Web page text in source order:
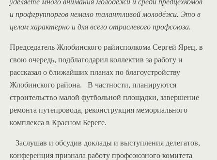
уделяете много внимания молодежи и среди предцехкомов
и профгруппоргов немало талантливой молодёжи. Это в
целом характерно и для всего отраслевого профсоюза.
Председатель Жлобинского райисполкома Сергей Ярец, в
свою очередь, подблагодарил коллектив за работу и
рассказал о ближайших планах по благоустройству
Жлобинского района. В частности, планируются
строительство малой футбольной площадки, завершение
ремонта путепровода, реконструкция мемориального
комплекса в Красном Береге.
Заслушав и обсудив доклады и выступления делегатов,
конференция признала работу профсоюзного комитета